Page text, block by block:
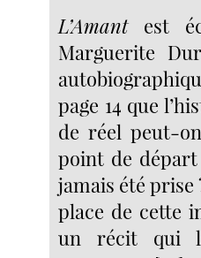
L’Amantest
Marguerite
page 14 que
de réel peut-
point de départ
jamais été prise
place de cette
un récit qui